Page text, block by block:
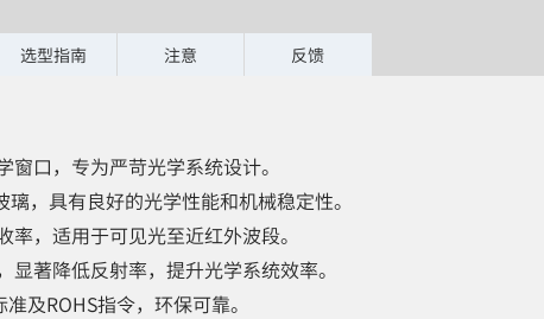
选型指南 注意 反馈
窗口，专为严苛光学系统设计。
璃，具有良好的光学性能和机械稳定性。
率，适用于可见光至近红外波段。
显著降低反射率，提升光学系统效率。
及ROHS指令，环保可靠。